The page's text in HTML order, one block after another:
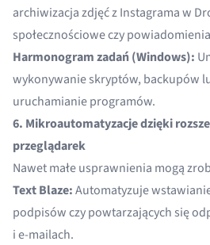
archiwizacja zdjęć z Instagrama w
społecznościowe czy
Harmonogram zadań (Windows):
wykonywanie skryptów, backupów
uruchamianie programów.
6. Mikroautomatyzacje dzięki
przeglądarek
Nawet małe usprawnienia mogą
Text Blaze:Automatyzuje
podpisów czy powtarzających się
i e-mailach.